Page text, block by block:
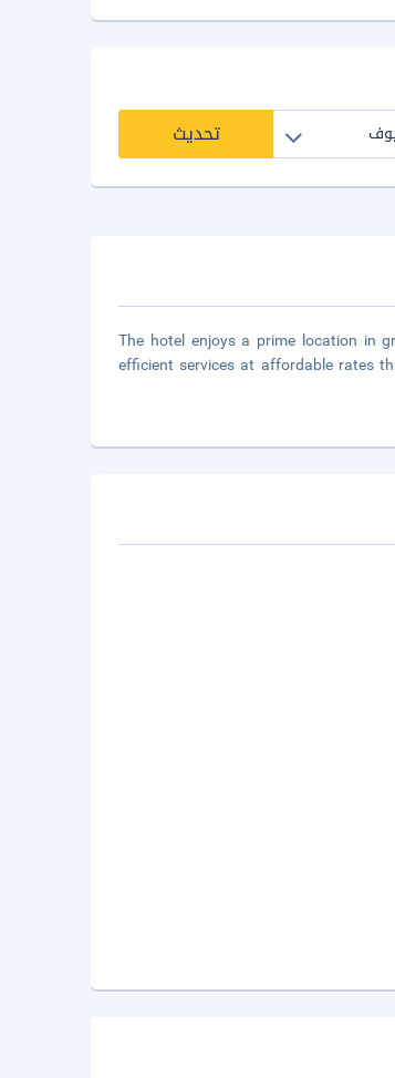
تحديث
The hotel enjoys a prime location in
efficient services at affordable rates